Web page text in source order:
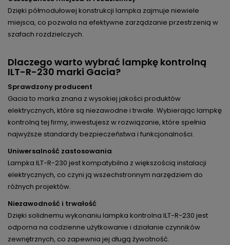
Dzięki półmodułowej konstrukcji lampka zajmuje niewiele
miejsca, co pozwala na efektywne zarządzanie przestrzenią w
szafach rozdzielczych.
Dlaczego warto wybrać lampkę kontrolną
ILT-R-230 marki Gacia?
Sprawdzony producent
Gacia to marka znana z wysokiej jakości produktów
elektrycznych, które są niezawodne i trwałe. Wybierając lampkę
kontrolną tej firmy, inwestujesz w rozwiązanie, które spełnia
najwyższe standardy bezpieczeństwa i funkcjonalności.
Uniwersalność zastosowania
Lampka ILT-R-230 jest kompatybilna z większością instalacji
elektrycznych, co czyni ją wszechstronnym narzędziem do
różnych projektów.
Niezawodność i trwałość
Dzięki solidnemu wykonaniu lampka kontrolna ILT-R-230 jest
odporna na codzienne użytkowanie i działanie czynników
zewnętrznych, co zapewnia jej długą żywotność.